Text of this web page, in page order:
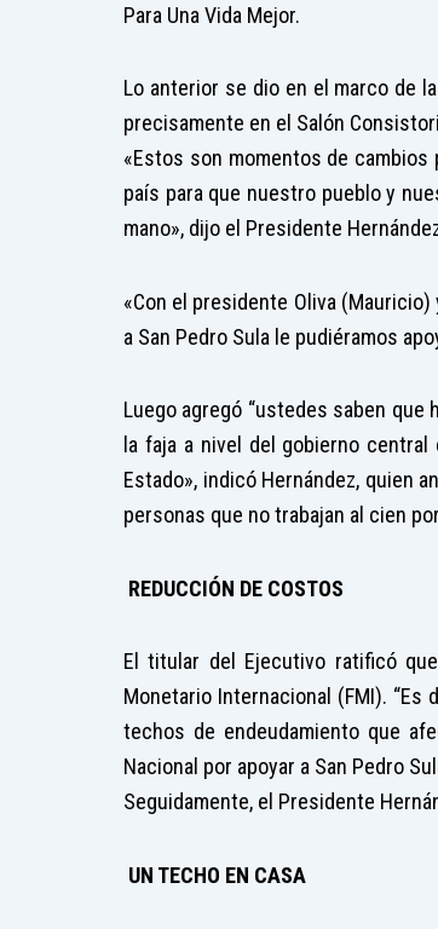
Para Una Vida Mejor.
Lo anterior se dio en el marco de
precisamente en el Salón
«Estos son momentos de
país para que nuestro pueblo y
mano», dijo el Presidente
«Con el presidente Oliva
a San Pedro Sula le pudiéramos
Luego agregó “ustedes saben
la faja a nivel del gobierno
Estado», indicó Hernández, quien
personas que no trabajan al cien
REDUCCIÓN DE COSTOS
El titular del Ejecutivo ratificó
Monetario Internacional (FMI).
techos de endeudamiento que
Nacional por apoyar a San Pedro
Seguidamente, el Presidente
UN TECHO EN CASA